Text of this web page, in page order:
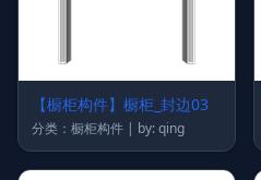
【橱柜构件】橱柜_封边03
分类：橱柜构件 | by: qing